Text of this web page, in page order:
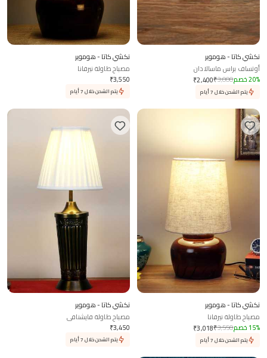
نكشي كاتا - هوموير
أوتساف براس ماسالادان
₹2,400₹3,000 20% خصم
يتم الشحن خلال 7 أيام
نكشي كاتا - هوموير
مصباح طاولة نيرفانا
₹3,550
يتم الشحن خلال 7 أيام
نكشي كاتا - هوموير
مصباح طاولة نيرفانا
₹3,018₹3,550 15% خصم
يتم الشحن خلال 7 أيام
نكشي كاتا - هوموير
مصباح طاولة فايشنافي
₹3,450
يتم الشحن خلال 7 أيام